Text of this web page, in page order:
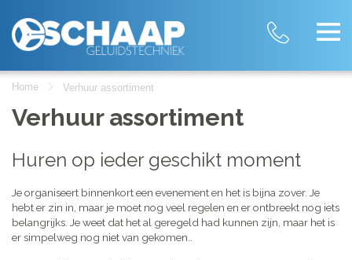
Home Verhuur assortiment
Verhuur assortiment
Huren op ieder geschikt moment
Je organiseert binnenkort een evenement en het is bijna zover. Je
hebt er zin in, maar je moet nog veel regelen en er ontbreekt nog iets
belangrijks. Je weet dat het al geregeld had kunnen zijn, maar het is
er simpelweg nog niet van gekomen..